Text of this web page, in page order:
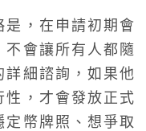
，在申請初期會
會讓所有人都隨
細諮詢，如果他
，才會發放正式
幣牌照、想爭取